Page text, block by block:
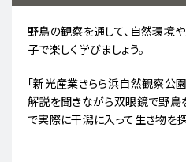
野鳥の観察を通して、自然環境
子で楽しく学びましょう。
「新光産業きらら浜自然観察公
解説を聞きながら双眼鏡で野鳥
で実際に干潟に入って生き物を探